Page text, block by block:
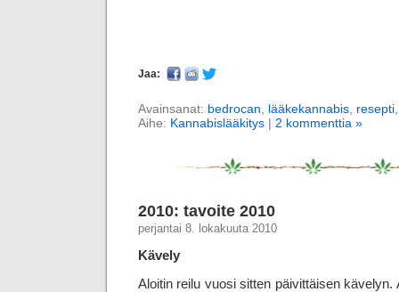
Jaa:
Avainsanat: bedrocan lääkekannabis resepti
Aihe: Kannabislääkitys | 2 kommenttia »
2010: tavoite 2010
perjantai 8. lokakuuta 2010
Kävely
Aloitin reilu vuosi sitten päivittäisen